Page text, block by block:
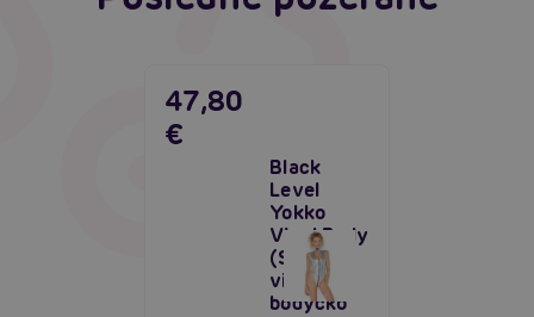
Black
Level
Yokko
Vinyl Body
(Silver),
vinylové
bodýčko
47,80
€